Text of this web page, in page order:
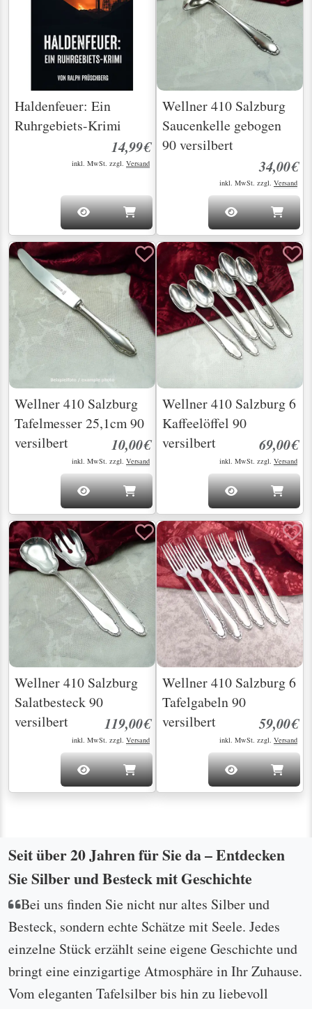
Haldenfeuer: Ein
Ruhrgebiets-Krimi
14,99€
inkl. MwSt. zzgl. Versand
Wellner 410 Salzburg
Saucenkelle gebogen
90 versilbert
34,00€
inkl. MwSt. zzgl. Versand
Wellner 410 Salzburg
Tafelmesser 25,1cm 90
versilbert
10,00€
inkl. MwSt. zzgl. Versand
Wellner 410 Salzburg 6
Kaffeelöffel 90
versilbert
69,00€
inkl. MwSt. zzgl. Versand
Wellner 410 Salzburg
Salatbesteck 90
versilbert
119,00€
inkl. MwSt. zzgl. Versand
Wellner 410 Salzburg 6
Tafelgabeln 90
versilbert
59,00€
inkl. MwSt. zzgl. Versand
Seit über 20 Jahren für Sie da – Entdecken
Sie Silber und Besteck mit Geschichte
Bei uns finden Sie nicht nur altes Silber und
Besteck, sondern echte Schätze mit Seele. Jedes
einzelne Stück erzählt seine eigene Geschichte und
bringt eine einzigartige Atmosphäre in Ihr Zuhause.
Vom eleganten Tafelsilber bis hin zu liebevoll